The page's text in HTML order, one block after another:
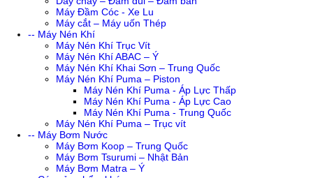
Máy Đầm Cóc - Xe Lu
Máy cắt – Máy uốn Thép
-- Máy Nén Khí
Máy Nén Khí Trục Vít
Máy Nén Khí ABAC – Ý
Máy Nén Khí Khai Sơn – Trung Quốc
Máy Nén Khí Puma – Piston
Máy Nén Khí Puma - Áp Lực Thấp
Máy Nén Khí Puma - Áp Lực Cao
Máy Nén Khí Puma - Trung Quốc
Máy Nén Khí Puma – Trục vít
-- Máy Bơm Nước
Máy Bơm Koop – Trung Quốc
Máy Bơm Tsurumi – Nhật Bản
Máy Bơm Matra – Ý